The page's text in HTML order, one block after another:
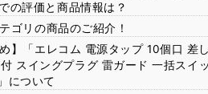
の評価と商品情報は？
ゴリの商品のご紹介！
】「エレコム 電源タップ 10個口 差
スイングプラグ 雷ガード 一括スイ
について